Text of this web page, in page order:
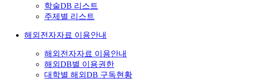
학술DB 리스트
주제별 리스트
해외전자자료 이용안내
해외전자자료 이용안내
해외DB별 이용권한
대학별 해외DB 구독현황